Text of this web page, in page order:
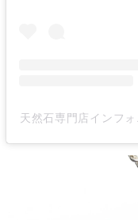
天然石専門店インフ